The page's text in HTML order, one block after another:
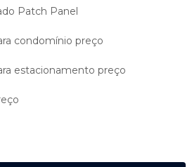
Patch Panel
condomínio preço
estacionamento preço